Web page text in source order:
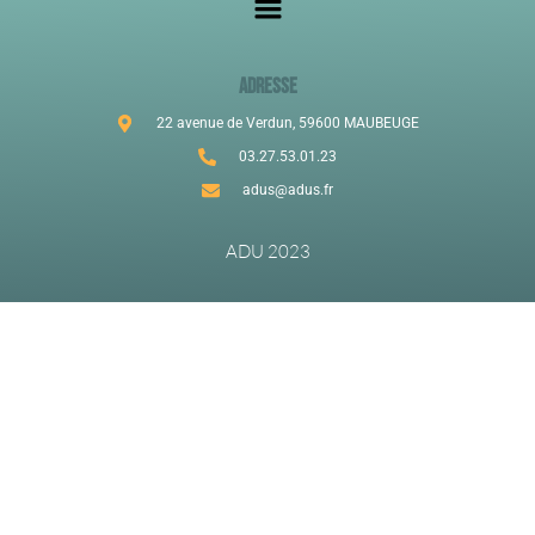
ADRESSE
22 avenue de Verdun, 59600 MAUBEUGE
03.27.53.01.23
adus@adus.fr
ADU 2023